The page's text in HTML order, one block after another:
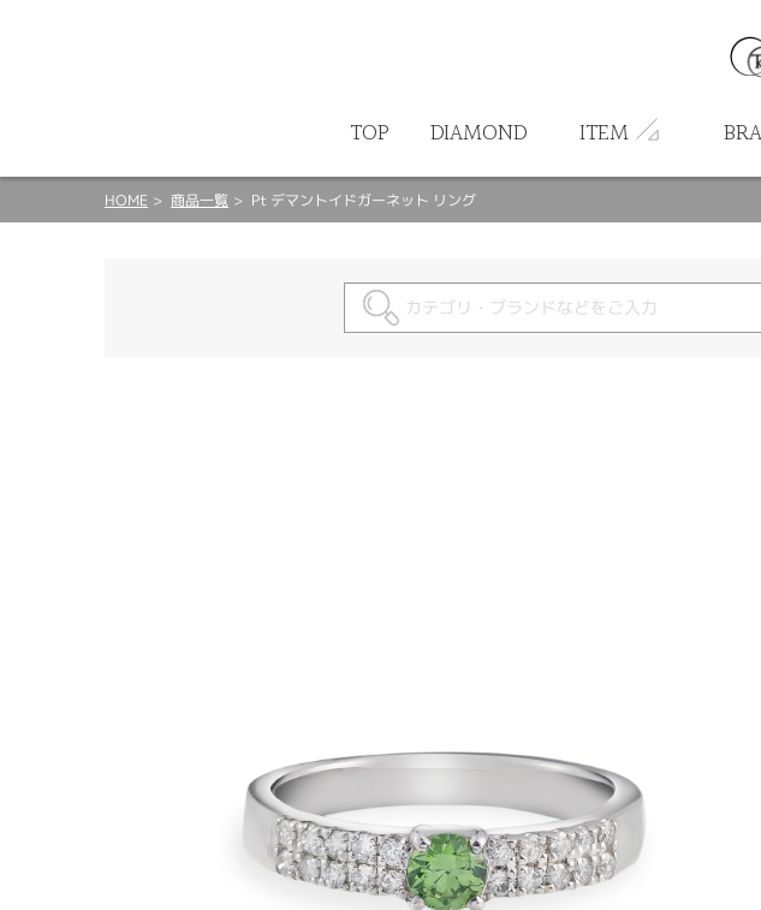
TOP DIAMOND ITEM
HOME 商品一覧 Pt デマントイドガーネット リング